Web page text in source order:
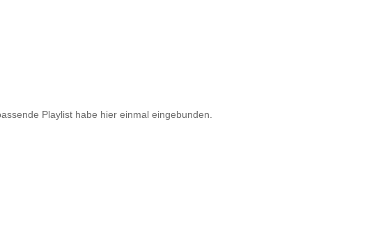
Playlist habe hier einmal eingebunden.